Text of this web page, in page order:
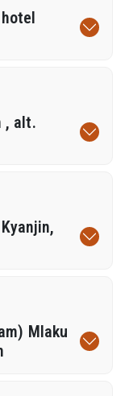
, alt.
Mlaku